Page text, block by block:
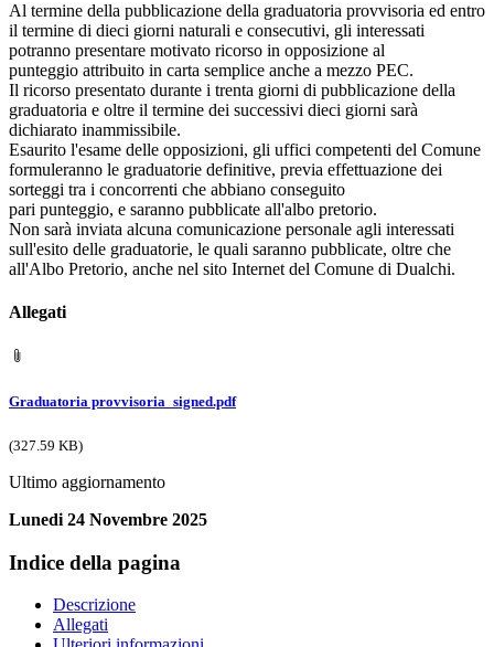
Al termine della pubblicazione della graduatoria provvisoria ed entro
il termine di dieci giorni naturali e consecutivi, gli interessati
potranno presentare motivato ricorso in opposizione al
punteggio attribuito in carta semplice anche a mezzo PEC.
Il ricorso presentato durante i trenta giorni di pubblicazione della
graduatoria e oltre il termine dei successivi dieci giorni sarà
dichiarato inammissibile.
Esaurito l'esame delle opposizioni, gli uffici competenti del Comune
formuleranno le graduatorie definitive, previa effettuazione dei
sorteggi tra i concorrenti che abbiano conseguito
pari punteggio, e saranno pubblicate all'albo pretorio.
Non sarà inviata alcuna comunicazione personale agli interessati
sull'esito delle graduatorie, le quali saranno pubblicate, oltre che
all'Albo Pretorio, anche nel sito Internet del Comune di Dualchi.
Allegati
Graduatoria provvisoria_signed.pdf
(327.59 KB)
Ultimo aggiornamento
Lunedi 24 Novembre 2025
Indice della pagina
Descrizione
Allegati